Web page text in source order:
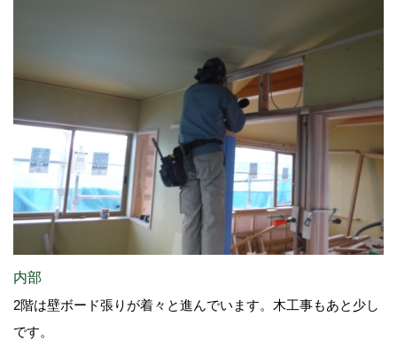
内部
2階は壁ボード張りが着々と進んでいます。木工事もあと少し
です。